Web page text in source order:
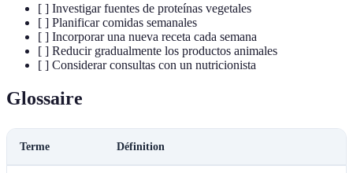
[ ] Investigar fuentes de proteínas vegetales
[ ] Planificar comidas semanales
[ ] Incorporar una nueva receta cada semana
[ ] Reducir gradualmente los productos animales
[ ] Considerar consultas con un nutricionista
Glossaire
Terme Définition